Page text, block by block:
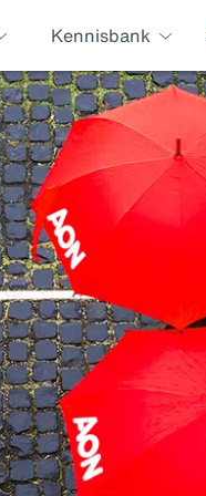
Kennisbank